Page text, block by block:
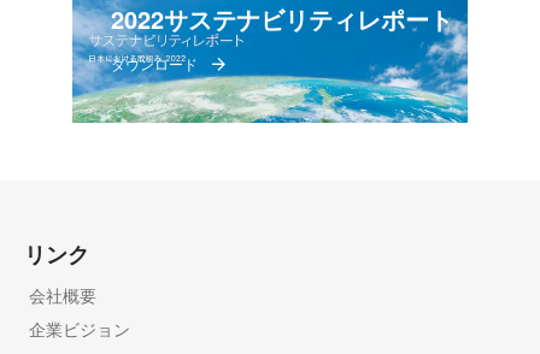
2022サステナビリティレポート
ダウンロード
リンク
会社概要
企業ビジョン